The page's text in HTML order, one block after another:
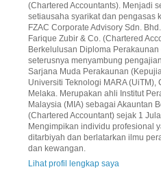
(Chartered Accountants). Menjadi
setiausaha syarikat dan pengasas
FZAC Corporate Advisory Sdn.
Farique Zubir & Co. (Chartered
Berkelulusan Diploma Perakaunan
seterusnya menyambung
Sarjana Muda Perakaunan
Universiti Teknologi MARA (UiTM),
Melaka. Merupakan ahli Institut
Malaysia (MIA) sebagai Akauntan
(Chartered Accountant) sejak 1
Mengimpikan individu profesional
ditarbiyah dan berlatarkan ilmu
dan kewangan.
Lihat profil lengkap saya